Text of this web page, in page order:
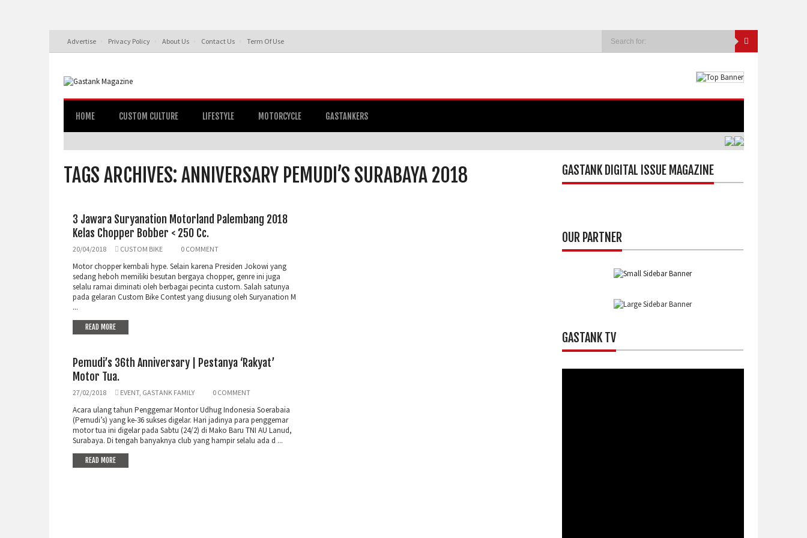
Advertise Privacy Policy About Us Contact Us Term Of Use
HOME CUSTOM CULTURE LIFESTYLE MOTORCYCLE GASTANKERS
TAGS ARCHIVES: ANNIVERSARY PEMUDI’S SURABAYA 2018
3 Jawara Suryanation Motorland Palembang 2018
Kelas Chopper Bobber < 250 Cc.
20/04/2018 CUSTOM BIKE 0 COMMENT
Motor chopper kembali hype. Selain karena Presiden Jokowi yang
sedang heboh memiliki besutan bergaya chopper, genre ini juga
selalu ramai diminati oleh berbagai pecinta custom. Salah satunya
pada gelaran Custom Bike Contest yang diusung oleh Suryanation M
...
READ MORE
Pemudi’s 36th Anniversary | Pestanya ‘Rakyat’
Motor Tua.
27/02/2018 EVENT, GASTANK FAMILY 0 COMMENT
Acara ulang tahun Penggemar Montor Udhug Indonesia Soerabaia
(Pemudi’s) yang ke-36 sukses digelar. Hari jadinya para penggemar
motor tua ini digelar pada Sabtu (24/2) di Mako Baru TNI AU Lanud,
Surabaya. Di tengah banyaknya club yang hampir selalu ada d ...
READ MORE
GASTANK DIGITAL ISSUE MAGAZINE
OUR PARTNER
GASTANK TV